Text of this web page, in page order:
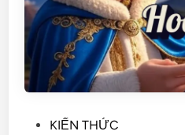
KIẾN THỨC